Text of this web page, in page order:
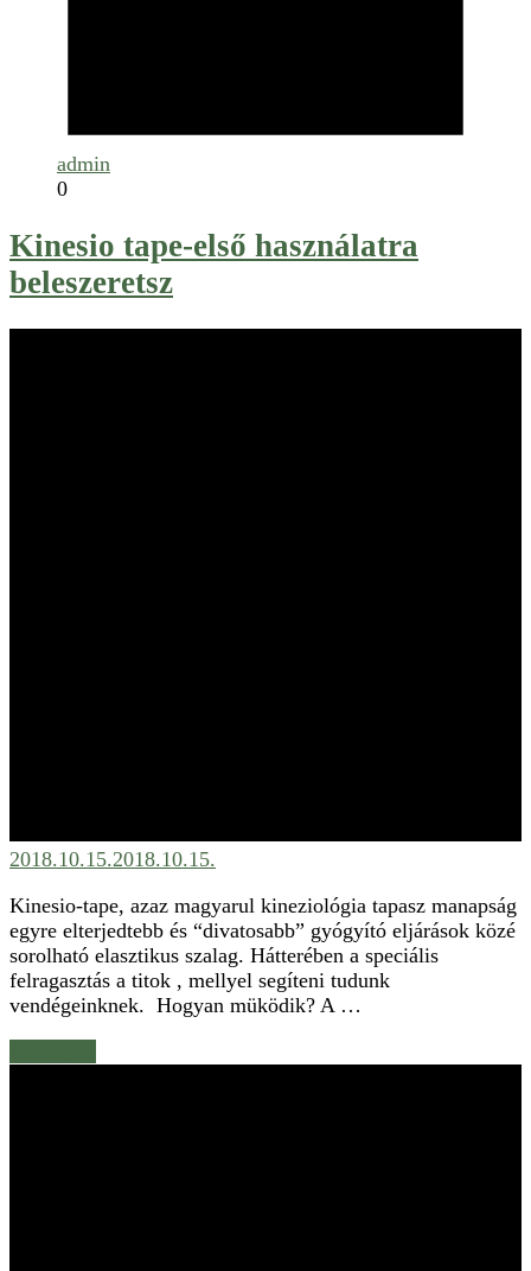
admin
0
Kinesio tape-első használatra
beleszeretsz
2018.10.15.2018.10.15.
Kinesio-tape, azaz magyarul kineziológia tapasz manapság
egyre elterjedtebb és “divatosabb” gyógyító eljárások közé
sorolható elasztikus szalag. Hátterében a speciális
felragasztás a titok , mellyel segíteni tudunk
vendégeinknek. Hogyan müködik? A …